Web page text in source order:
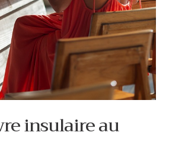
insulaire au